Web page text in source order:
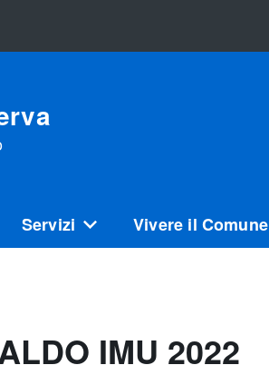
Servizi Vivere il Comune
IMU 2022